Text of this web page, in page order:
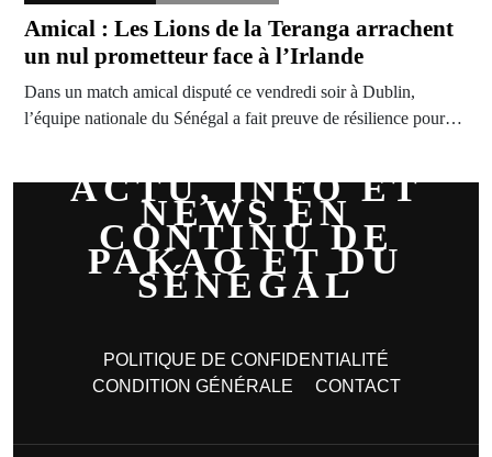
Amical : Les Lions de la Teranga arrachent
un nul prometteur face à l’Irlande
Dans un match amical disputé ce vendredi soir à Dublin,
l’équipe nationale du Sénégal a fait preuve de résilience pour…
ACTU, INFO ET
NEWS EN
CONTINU DE
PAKAO ET DU
SÉNÉGAL
POLITIQUE DE CONFIDENTIALITÉ
CONDITION GÉNÉRALE
CONTACT